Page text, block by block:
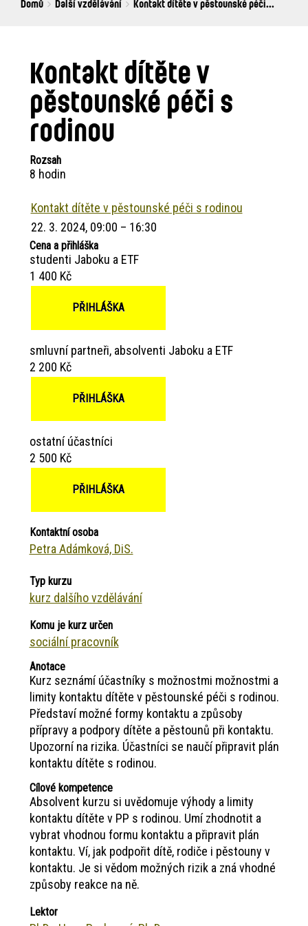
Breadcrumbs
You
Domů Další vzdělávání Kontakt dítěte v pěstounské péči...
Kontakt dítěte v
pěstounské péči s
rodinou
Rozsah
8 hodin
Kontakt dítěte v pěstounské péči s rodinou
22. 3. 2024, 09:00 – 16:30
Cena a přihláška
studenti Jaboku a ETF
1 400 Kč
PŘIHLÁŠKA
smluvní partneři, absolventi Jaboku a ETF
2 200 Kč
PŘIHLÁŠKA
ostatní účastníci
2 500 Kč
PŘIHLÁŠKA
Kontaktní osoba
Petra Adámková, DiS.
Typ kurzu
kurz dalšího vzdělávání
Komu je kurz určen
sociální pracovník
Anotace
Kurz seznámí účastníky s možnostmi možnostmi a
limity kontaktu dítěte v pěstounské péči s rodinou.
Představí možné formy kontaktu a způsoby
přípravy a podpory dítěte a pěstounů při kontaktu.
Upozorní na rizika. Účastníci se naučí připravit plán
kontaktu dítěte s rodinou.
Cílové kompetence
Absolvent kurzu si uvědomuje výhody a limity
kontaktu dítěte v PP s rodinou. Umí zhodnotit a
vybrat vhodnou formu kontaktu a připravit plán
kontaktu. Ví, jak podpořit dítě, rodiče i pěstouny v
kontaktu. Je si vědom možných rizik a zná vhodné
způsoby reakce na ně.
Lektor